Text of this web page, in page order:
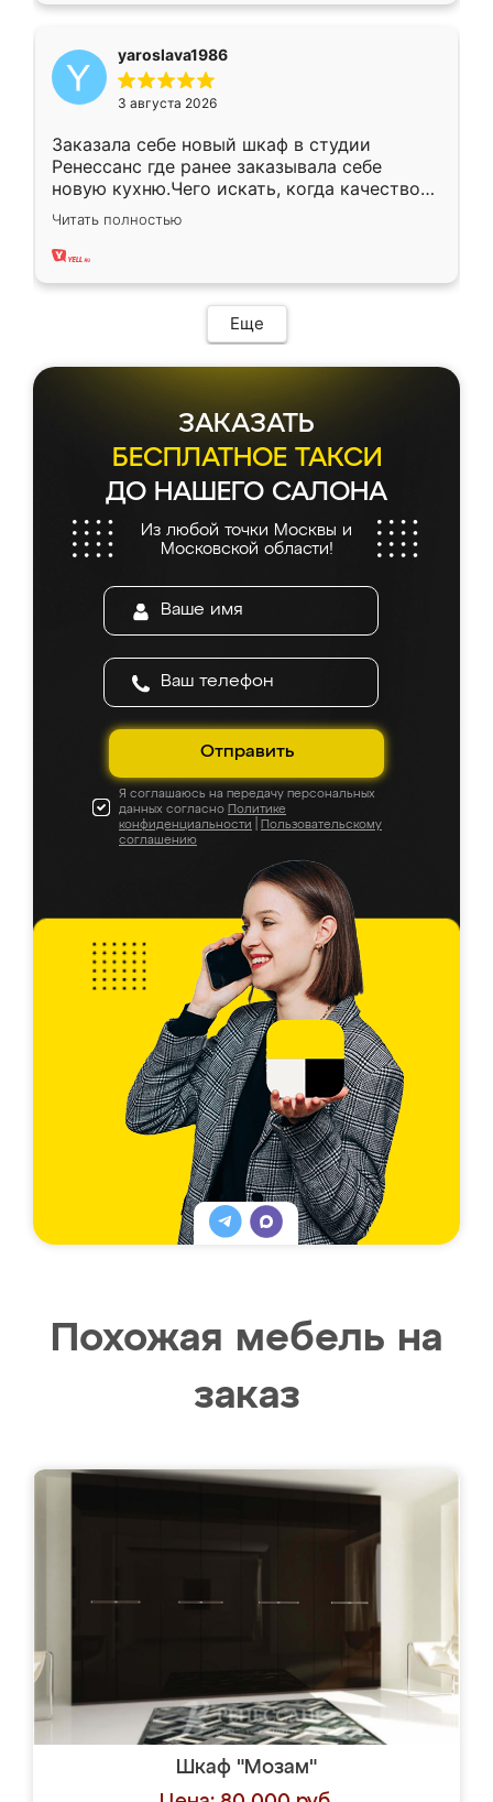
yaroslava1986
3 августа 2026
Заказала себе новый шкаф в студии
Ренессанс где ранее заказывала себе
новую кухню.Чего искать, когда качеством
вполне довольна. Служит кухня уже почти
два года, нареканий нет.
Читать полностью
Еще
ЗАКАЗАТЬ
БЕСПЛАТНОЕ ТАКСИ
ДО НАШЕГО САЛОНА
Из любой точки Москвы и
Московской области!
Отправить
Я соглашаюсь на передачу персональных
данных согласно Политике
конфиденциальности
Пользовательскому
соглашению
Похожая мебель на
заказ
Шкаф "Мозам"